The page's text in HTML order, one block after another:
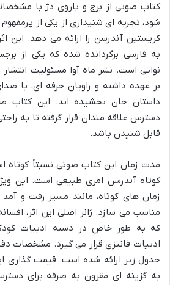
کتاب صوتی از برج و باروی دژ با
شود، تجربه ای شنیداری از یکی از
کریستین آندرسن را ارائه می دهد. این
به فارسی برگردانده شده که یکی از
نوایی است. نشر ماه آوا مسئولیت
بر عهده داشته و راویان حرفه ای، با
دسترس علاقه مندان قرار گرفته تا به
قابل شنیدن باشد.
مدت زمان این کتاب صوتی نسبتاً کوتاه
کوتاه آندرسن امری طبیعی است. این
زمان های کوتاه، مانند مسیر رفت و
مناسب می سازد. ژانر اصلی این اثر،
که به طور خاص در دسته ادبیات
ادبیات فانتزی قرار می گیرد. مشخصات
جدول زیر ارائه شده است. قیمت گذاری
به گزینه ای مقرون به صرفه برای